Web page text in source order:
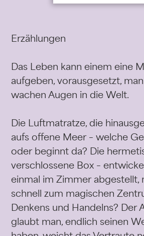
Erzählungen
Das Leben kann einem eine
aufgeben, vorausgesetzt,
wachen Augen in die Welt.
Die Luftmatratze, die
aufs offene Meer – welche
oder beginnt da? Die
verschlossene Box –
einmal im Zimmer abgestellt,
schnell zum magischen
Denkens und Handelns? Der
glaubt man, endlich seinen